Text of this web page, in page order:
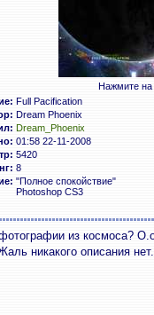
Нажмите на
Full Pacification
Dream Phoenix
Dream_Phoenix
01:58 22-11-2008
5420
8
"Полное спокойствие"
Photoshop CS3
из космоса?
никакого описания нет.